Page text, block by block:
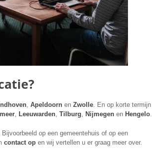
, Apeldoorn en Zwolle. En op korte termijn
, Leeuwarden, Tilburg, Nijmegen en Hengelo.
op een gemeentehuis of op een
contact op en wij vertellen u er graag meer over.